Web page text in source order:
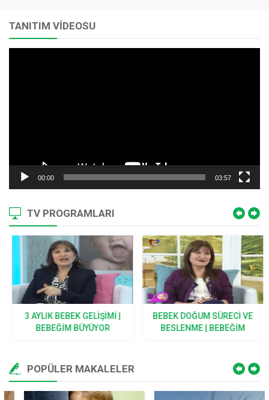
TANITIM VİDEOSU
00:00 03:57
TV PROGRAMLARI
3 AYLIK BEBEK GELIŞIMI |
BEBEĞIM BÜYÜYOR
BEBEK DOĞUM SÜRECI VE
BESLENME | BEBEĞIM
POPÜLER MAKALELER